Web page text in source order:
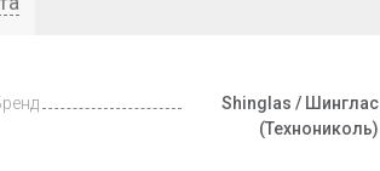
Shinglas / Шинглас
(Технониколь)